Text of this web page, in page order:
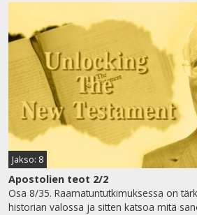
Jakso: 8
Apostolien teot 2/2
Osa 8/35. Raamatuntutkimuksessa on
historian valossa ja sitten katsoa mitä